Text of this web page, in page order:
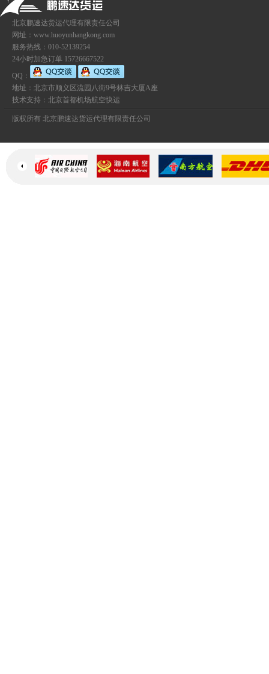
北京鹏速达货运代理有限责任公司
网址：www.huoyunhangkong.com
服务热线：010-52139254
24小时加急订单 15726667522
QQ：
地址：北京市顺义区流园八街9号林吉大厦A座
技术支持： 北京首都机场航空快运
版权所有 北京鹏速达货运代理有限责任公司